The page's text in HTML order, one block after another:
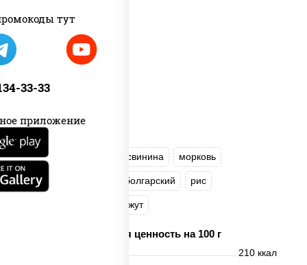
тут
33-33
приложение
масло растительное свинина морковь
лук репчатый перец болгарский рис
кунжут
Пищевая ценность на 100 г
210 ккал